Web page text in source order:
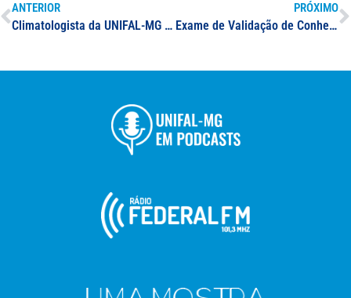
ANTERIOR
Climatologista da UNIFAL-MG explica, em reportagem, a variação de tons de luz verificadas neste período do ano no céu; reportagem repercute em mídia local
PRÓXIMO
Exame de Validação de Conhecimento